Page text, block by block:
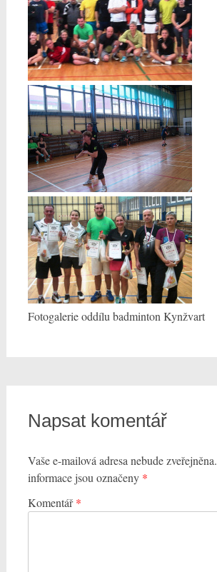
Fotogalerie oddílu badminton Kynžvart
Napsat komentář
Vaše e-mailová adresa nebude zveřejněna.
informace jsou označeny *
Komentář*